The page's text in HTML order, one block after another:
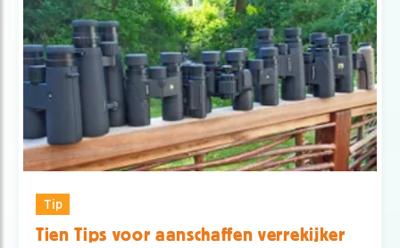
Tip
Tien Tips voor aanschaffen verrekijker